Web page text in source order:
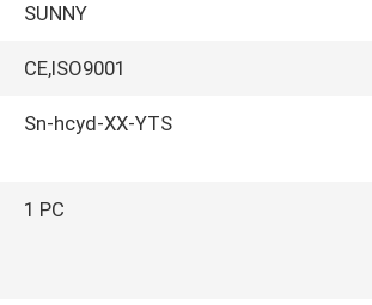
SUNNY
CE,ISO9001
Sn-hcyd-ΧΧ-YTS
1 PC